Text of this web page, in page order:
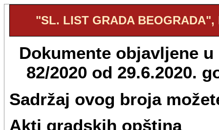
"SL. LIST GRADA BEOGRADA",
Dokumente objavljene
82/2020 od 29.6.2020.
Sadržaj ovog broja
Akti gradskih opština